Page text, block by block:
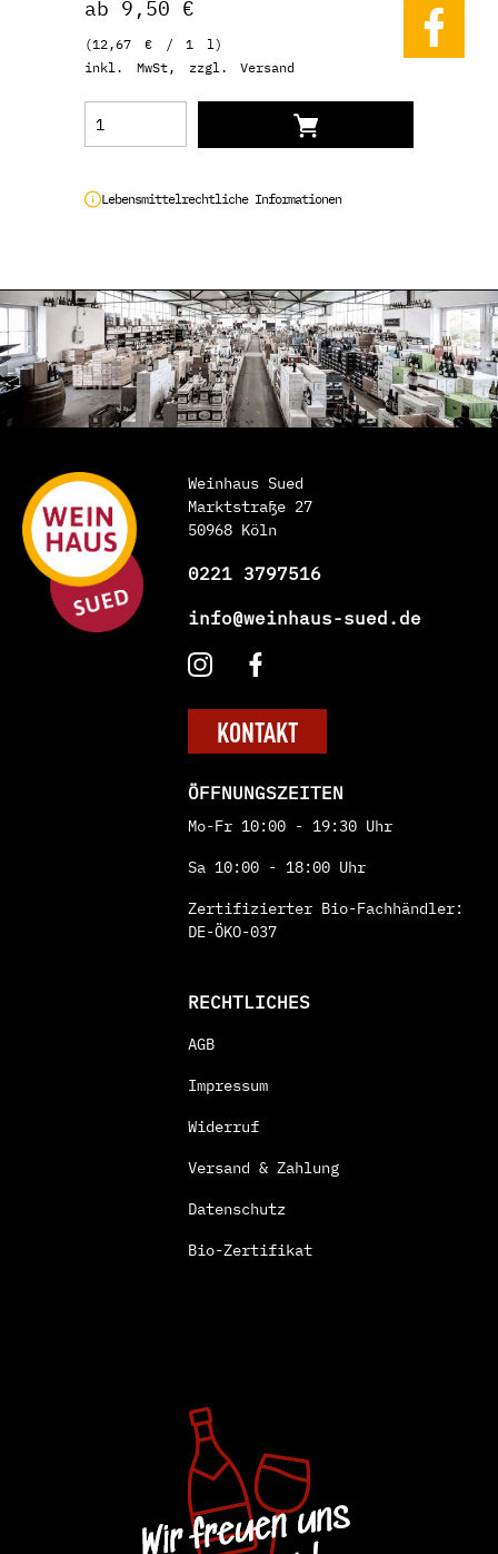
ab 9,50 €
(12,67 € / 1 l)
inkl. MwSt, zzgl. Versand
Lebensmittelrechtliche Informationen
Weinhaus Sued
Marktstraße 27
50968 Köln
0221 3797516
info@weinhaus-sued.de
KONTAKT
ÖFFNUNGSZEITEN
Mo-Fr 10:00 - 19:30 Uhr
Sa 10:00 - 18:00 Uhr
Zertifizierter Bio-Fachhändler:
DE-ÖKO-037
RECHTLICHES
AGB
Impressum
Widerruf
Versand & Zahlung
Datenschutz
Bio-Zertifikat